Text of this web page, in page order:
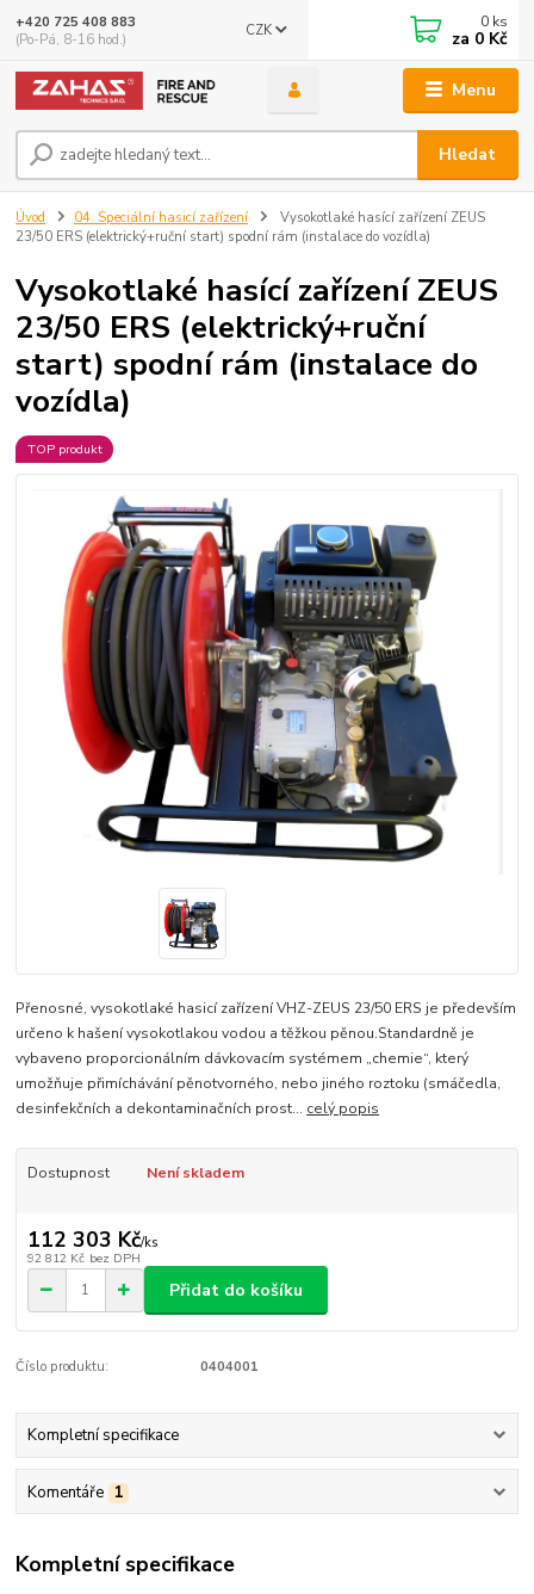
Menu
CZK
Hledat
+420 725 408 883
(Po-Pá, 8-16 hod.)
0 ks
za 0 Kč
Úvod 04. Speciální hasicí zařízení
Vysokotlaké hasící zařízení ZEUS
23/50 ERS (elektrický+ruční start) spodní rám (instalace do vozídla)
Vysokotlaké hasící zařízení ZEUS
23/50 ERS (elektrický+ruční
start) spodní rám (instalace do
vozídla)
TOP produkt
Přenosné, vysokotlaké hasicí zařízení VHZ-ZEUS 23/50 ERS je především
určeno k hašení vysokotlakou vodou a těžkou pěnou.Standardně je
vybaveno proporcionálním dávkovacím systémem „chemie“, který
umožňuje přimíchávání pěnotvorného, nebo jiného roztoku (smáčedla,
desinfekčních a dekontaminačních prost... celý popis
Dostupnost Není skladem
112 303 Kč/ks
92 812 Kč bez DPH
Přidat do košíku
Číslo produktu: 0404001
Kompletní specifikace
Komentáře 1
Kompletní specifikace